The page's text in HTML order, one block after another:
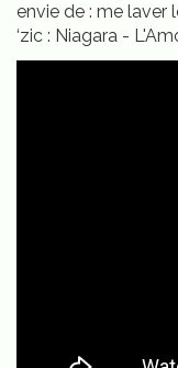
envie de : me laver
‘zic : Niagara -